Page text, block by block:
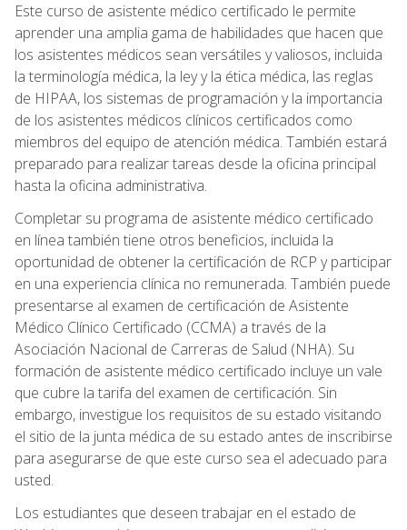
Este curso de asistente médico certificado le permite
aprender una amplia gama de habilidades que hacen que
los asistentes médicos sean versátiles y valiosos, incluida
la terminología médica, la ley y la ética médica, las reglas
de HIPAA, los sistemas de programación y la importancia
de los asistentes médicos clínicos certificados como
miembros del equipo de atención médica. También estará
preparado para realizar tareas desde la oficina principal
hasta la oficina administrativa.
Completar su programa de asistente médico certificado
en línea también tiene otros beneficios, incluida la
oportunidad de obtener la certificación de RCP y participar
en una experiencia clínica no remunerada. También puede
presentarse al examen de certificación de Asistente
Médico Clínico Certificado (CCMA) a través de la
Asociación Nacional de Carreras de Salud (NHA). Su
formación de asistente médico certificado incluye un vale
que cubre la tarifa del examen de certificación. Sin
embargo, investigue los requisitos de su estado visitando
el sitio de la junta médica de su estado antes de inscribirse
para asegurarse de que este curso sea el adecuado para
usted.
Los estudiantes que deseen trabajar en el estado de